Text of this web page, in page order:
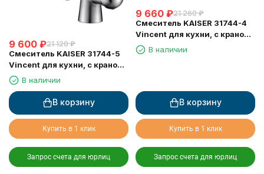
9 600 ₽21 120 ₽
Смеситель KAISER 31744-5
Vincent для кухни, с краном
для питьевой воды, серебро
В наличии
В корзину
Купить в 1 клик
Запрос счета для юрлиц
9 660 ₽21 260 ₽
Смеситель KAISER 31744-4
Vincent для кухни, с краном
для питьевой воды,
песочный
В наличии
В корзину
Купить в 1 клик
Запрос счета для юрлиц